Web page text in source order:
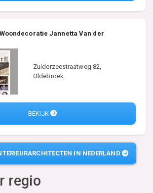
Jannetta Van der
Zuiderzeestraatweg 82,
Oldebroek
BEKIJK
IN NEDERLAND
regio